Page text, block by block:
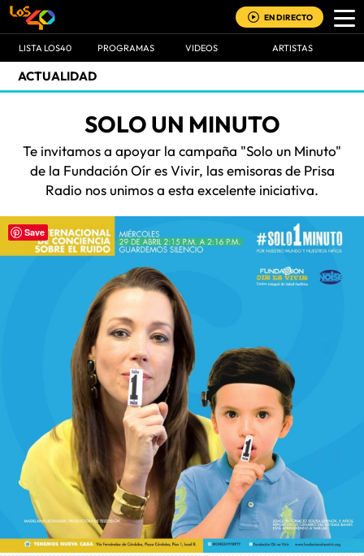
EN DIRECTO
LISTA LOS40 PROGRAMAS VIDEOS ARTISTAS
ACTUALIDAD
SOLO UN MINUTO
Te invitamos a apoyar la campaña "Solo un Minuto"
de la Fundación Oír es Vivir, las emisoras de Prisa
Radio nos unimos a esta excelente iniciativa.
Save